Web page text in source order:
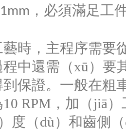
，必須滿足工
時，主程序需要
中還需（xū）要
保證。一般在粗
10 RPM ，加（jiā
度（dù）和齒側